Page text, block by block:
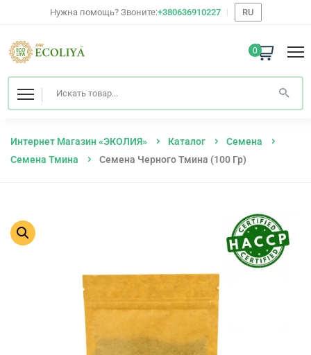
Нужна помощь? Звоните:+380636910227 RU
0
Интернет Магазин «ЭКОЛИЯ» Каталог
Семена
Семена Тмина
Семена Черного Тмина (100 Гр)